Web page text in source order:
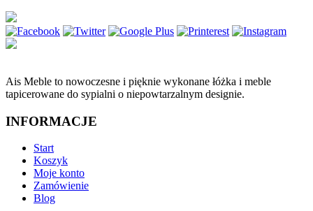
Ais Meble to nowoczesne i pięknie wykonane łóżka i meble
tapicerowane do sypialni o niepowtarzalnym designie.
INFORMACJE
Start
Koszyk
Moje konto
Zamówienie
Blog